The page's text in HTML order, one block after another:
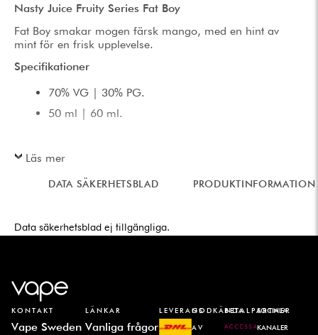
Nasty Juice Fruity Series Fat Boy
Fat Boy smakar mogen färsk mango, med en hint av
mint för en frisk upplevelse.
Specifikationer
70% VG | 30% PG.
50 ml | 60 ml.
Läs mer
DATA SÄKERHETSBLAD PRODUKTINFORMATION
Data säkerhetsblad ej tillgängliga.
KONTAKT
Vape Sweden
LÄNKAR
Vanliga frågor
LEVERANSGODKÄNDA
AV
BETALPARTNER
SOCIALA
KANALER